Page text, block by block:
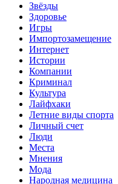
Звёзды
Здоровье
Игры
Импортозамещение
Интернет
Истории
Компании
Криминал
Культура
Лайфхаки
Летние виды спорта
Личный счет
Люди
Места
Мнения
Мода
Народная медицина